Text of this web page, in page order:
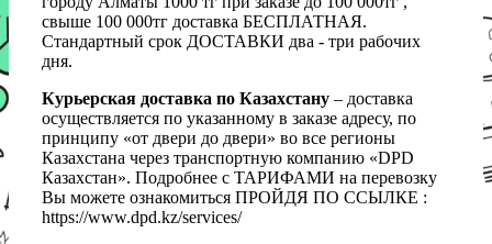
свыше 100 000тг доставка БЕСПЛАТНАЯ.
Стандартный срок ДОСТАВКИ два - три рабочих
дня.
Курьерская доставка по Казахстану – доставка
осуществляется по указанному в заказе адресу, по
принципу «от двери до двери» во все регионы
Казахстана через транспортную компанию «DPD
Казахстан». Подробнее с ТАРИФАМИ на перевозку
Вы можете ознакомиться ПРОЙДЯ ПО ССЫЛКЕ :
https://www.dpd.kz/services/